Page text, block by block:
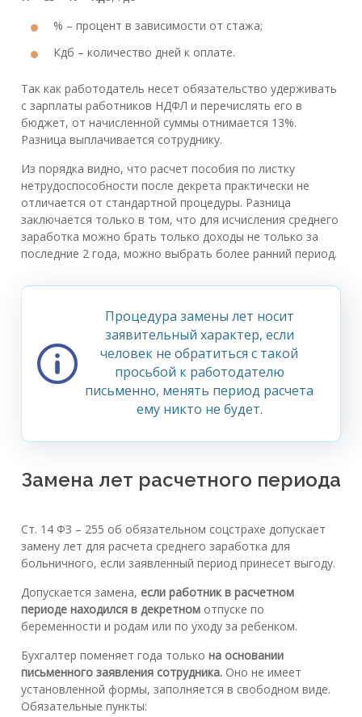
% – процент в зависимости от стажа;
Кдб – количество дней к оплате.
Так как работодатель несет обязательство удерживать
с зарплаты работников НДФЛ и перечислять его в
бюджет, от начисленной суммы отнимается 13%.
Разница выплачивается сотруднику.
Из порядка видно, что расчет пособия по листку
нетрудоспособности после декрета практически не
отличается от стандартной процедуры. Разница
заключается только в том, что для исчисления среднего
заработка можно брать только доходы не только за
последние 2 года, можно выбрать более ранний период.
Процедура замены лет носит
заявительный характер, если
человек не обратиться с такой
просьбой к работодателю
письменно, менять период расчета
ему никто не будет.
Замена лет расчетного периода
Ст. 14 ФЗ – 255 об обязательном соцстрахе допускает
замену лет для расчета среднего заработка для
больничного, если заявленный период принесет выгоду.
Допускается замена, если работник в расчетном
периоде находился в декретном отпуске по
беременности и родам или по уходу за ребенком.
Бухгалтер поменяет года только на основании
письменного заявления сотрудника. Оно не имеет
установленной формы, заполняется в свободном виде.
Обязательные пункты: